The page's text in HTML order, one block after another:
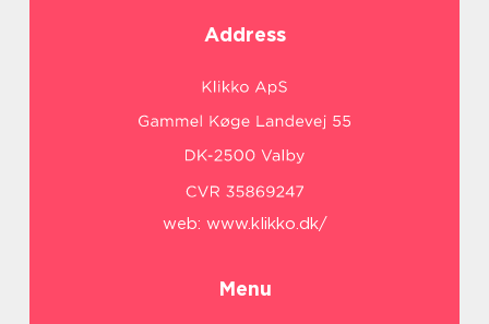
Address
web: www.klikko.dk/
Menu